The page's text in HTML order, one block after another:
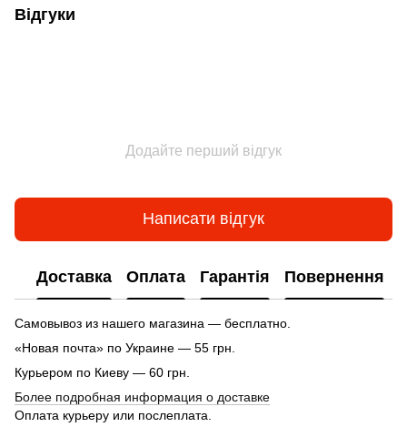
Відгуки
Додайте перший відгук
Написати відгук
Доставка Оплата Гарантія Повернення
Самовывоз из нашего магазина — бесплатно.
«Новая почта» по Украине — 55 грн.
Курьером по Киеву — 60 грн.
Более подробная информация о доставке
Оплата курьеру или послеплата.